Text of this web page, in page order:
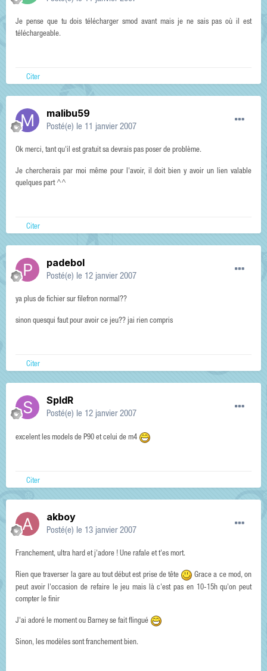
Je pense que tu dois télécharger smod avant mais je ne sais pas où il est
téléchargeable.
Citer
malibu59
Posté(e) le 11 janvier 2007
Ok merci, tant qu'il est gratuit sa devrais pas poser de problème.
Je chercherais par moi même pour l'avoir, il doit bien y avoir un lien valable
quelques part ^^
Citer
padebol
Posté(e) le 12 janvier 2007
ya plus de fichier sur filefron normal??
sinon quesqui faut pour avoir ce jeu?? jai rien compris
Citer
SpIdR
Posté(e) le 12 janvier 2007
excelent les models de P90 et celui de m4
Citer
akboy
Posté(e) le 13 janvier 2007
Franchement, ultra hard et j'adore ! Une rafale et t'es mort.
Rien que traverser la gare au tout début est prise de tête
Grace a ce mod, on
peut avoir l'occasion de refaire le jeu mais là c'est pas en 10-15h qu'on peut
compter le finir
J'ai adoré le moment ou Barney se fait flingué
Sinon, les modèles sont franchement bien.